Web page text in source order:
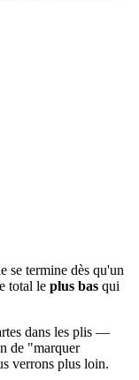
se termine dès qu'un
total le plus bas qui
dans les plis —
de "marquer
verrons plus loin.